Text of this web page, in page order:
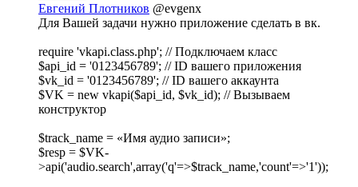
Евгений Плотников @evgenx
Для Вашей задачи нужно приложение сделать в вк.
require 'vkapi.class.php'; // Подключаем класс
$api_id = '0123456789'; // ID вашего приложения
$vk_id = '0123456789'; // ID вашего аккаунта
$VK = new vkapi($api_id, $vk_id); // Вызываем
конструктор
$track_name = «Имя аудио записи»;
$resp = $VK-
>api('audio.search',array('q'=>$track_name,'count'=>'1'));